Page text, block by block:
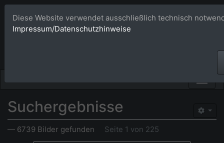
Bildagentur
Suchergebnisse
— 6739 Bilder gefunden Seite 1 von 225
Diese Website verwendet ausschließlich technisch
Impressum/Datenschutzhinweise